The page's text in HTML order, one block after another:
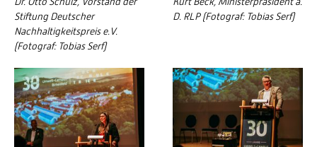
Stiftung Deutscher
Nachhaltigkeitspreis e.V.
(Fotograf: Tobias Serf)
D. RLP (Fotograf: Tobias Serf)